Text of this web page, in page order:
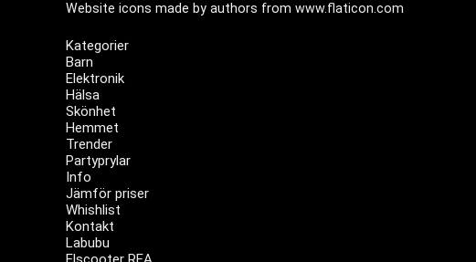
Website icons made by authors from www.flaticon.com
Kategorier
Barn
Elektronik
Hälsa
Skönhet
Hemmet
Trender
Partyprylar
Info
Jämför priser
Whishlist
Kontakt
Labubu